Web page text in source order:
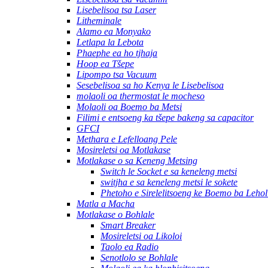
Lisebelisoa tsa Laser
Litheminale
Alamo ea Monyako
Letlapa la Lebota
Phaephe ea ho tjhaja
Hoop ea Tšepe
Lipompo tsa Vacuum
Sesebelisoa sa ho Kenya le Lisebelisoa
molaoli oa thermostat le mocheso
Molaoli oa Boemo ba Metsi
Filimi e entsoeng ka tšepe bakeng sa capacitor
GFCI
Methara e Lefelloang Pele
Mosireletsi oa Motlakase
Motlakase o sa Keneng Metsing
Switch le Socket e sa keneleng metsi
switjha e sa keneleng metsi le sokete
Phetoho e Sirelelitsoeng ke Boemo ba
Matla a Macha
Motlakase o Bohlale
Smart Breaker
Mosireletsi oa Likoloi
Taolo ea Radio
Senotlolo se Bohlale